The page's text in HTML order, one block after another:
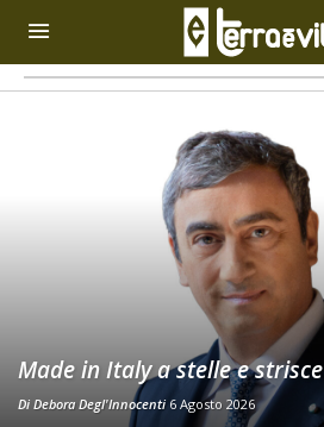
Made in Italy a stelle e strisce
Di Debora Degl'Innocenti 6 Agosto 2026